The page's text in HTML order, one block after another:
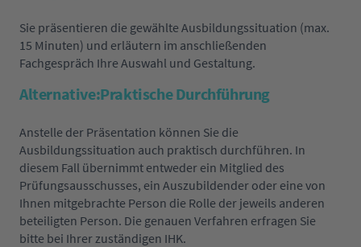
Sie präsentieren die gewählte Ausbildungssituation (max.
15 Minuten) und erläutern im anschließenden
Fachgespräch Ihre Auswahl und Gestaltung.
Alternative:Praktische Durchführung
Anstelle der Präsentation können Sie die
Ausbildungssituation auch praktisch durchführen. In
diesem Fall übernimmt entweder ein Mitglied des
Prüfungsausschusses, ein Auszubildender oder eine von
Ihnen mitgebrachte Person die Rolle der jeweils anderen
beteiligten Person. Die genauen Verfahren erfragen Sie
bitte bei Ihrer zuständigen IHK.